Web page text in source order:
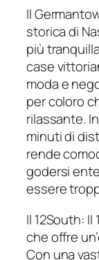
Il
storica di
più
case
moda e
per coloro
rilassante.
minuti di
rende
godersi
essere
Il 12South:
che offre
Con una